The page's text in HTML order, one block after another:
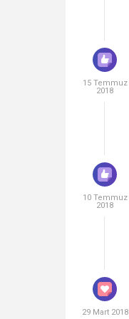
15 Temmuz
2018
10 Temmuz
2018
29 Mart 2018